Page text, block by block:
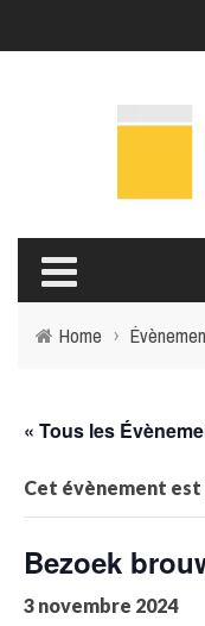
Home ›
« Tous les
Cet évènement est
Bezoek
3 novembre 2024